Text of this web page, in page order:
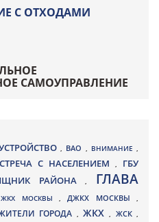
С ОТХОДАМИ
САМОУПРАВЛЕНИЕ
, ВАО , ВНИМАНИЕ ,
С НАСЕЛЕНИЕМ , ГБУ
РАЙОНА, ГЛАВА
ЖКХ МОСКВЫ ,ДЖКХ МОСКВЫ ,
ГОРОДА , ЖКХ, ЖСК,